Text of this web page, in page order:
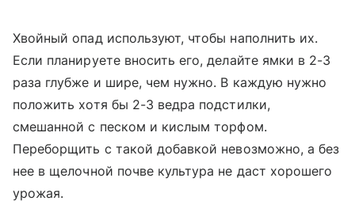
Хвойный опад используют, чтобы наполнить их.
Если планируете вносить его, делайте ямки в 2-3
раза глубже и шире, чем нужно. В каждую нужно
положить хотя бы 2-3 ведра подстилки,
смешанной с песком и кислым торфом.
Переборщить с такой добавкой невозможно, а без
нее в щелочной почве культура не даст хорошего
урожая.